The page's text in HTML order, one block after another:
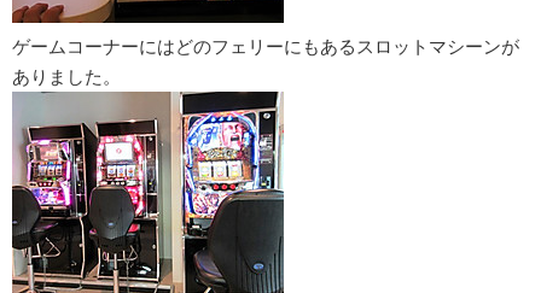
ゲームコーナーにはどのフェリーにもあるスロットマシーンが
ありました。